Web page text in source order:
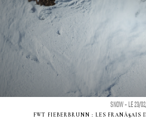
SNOW - LE 23/
FWT FIEBERBRUNN : LES FRANÃ§AIS